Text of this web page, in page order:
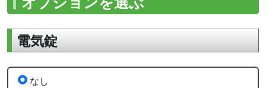
電気錠
なし